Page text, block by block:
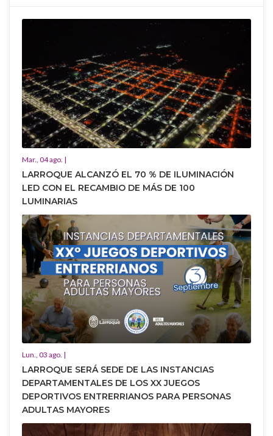
Mar., 04 ago. |
LARROQUE ALCANZÓ EL 70 % DE ILUMINACIÓN
LED CON EL RECAMBIO DE MÁS DE 100
LUMINARIAS
Lun., 03 ago. |
LARROQUE SERÁ SEDE DE LAS INSTANCIAS
DEPARTAMENTALES DE LOS XX JUEGOS
DEPORTIVOS ENTRERRIANOS PARA PERSONAS
ADULTAS MAYORES